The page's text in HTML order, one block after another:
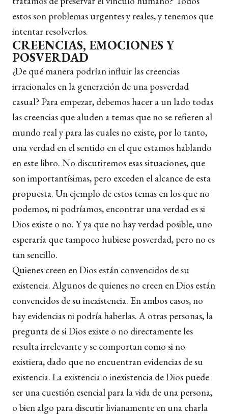
estos son problemas urgentes y reales, y tenemos que
intentar resolverlos.
CREENCIAS, EMOCIONES Y
POSVERDAD
¿De qué manera podrían influir las creencias
irracionales en la generación de una posverdad
casual? Para empezar, debemos hacer a un lado todas
las creencias que aluden a temas que no se refieren al
mundo real y para las cuales no existe, por lo tanto,
una verdad en el sentido en el que estamos hablando
en este libro. No discutiremos esas situaciones, que
son importantísimas, pero exceden el alcance de esta
propuesta. Un ejemplo de estos temas en los que no
podemos, ni podríamos, encontrar una verdad es si
Dios existe o no. Y ya que no hay verdad posible, uno
esperaría que tampoco hubiese posverdad, pero no es
tan sencillo.
Quienes creen en Dios están convencidos de su
existencia. Algunos de quienes no creen en Dios están
convencidos de su inexistencia. En ambos casos, no
hay evidencias ni podría haberlas. A otras personas, la
pregunta de si Dios existe o no directamente les
resulta irrelevante y se comportan como si no
existiera, dado que no encuentran evidencias de su
existencia. La existencia o inexistencia de Dios puede
ser una cuestión esencial para la vida de una persona,
o bien algo para discutir livianamente en una charla